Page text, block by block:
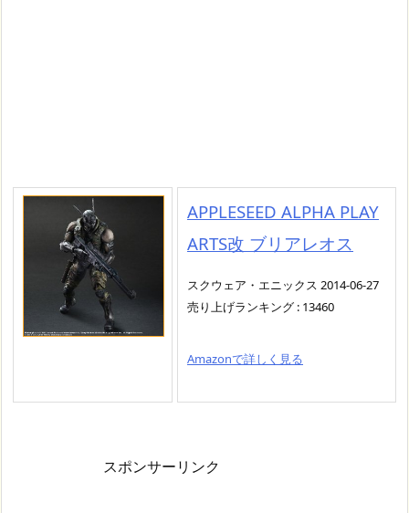
APPLESEED ALPHA PLAY
ARTS改 ブリアレオス
スクウェア・エニックス 2014-06-27
売り上げランキング : 13460
Amazonで詳しく見る
スポンサーリンク